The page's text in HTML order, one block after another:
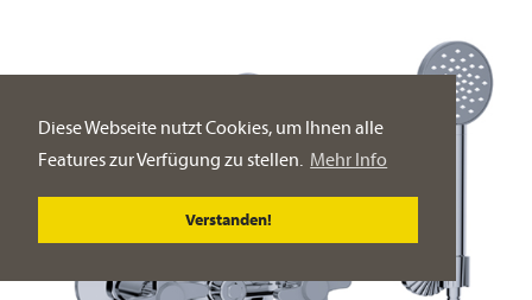
Diese Webseite nutzt Cookies, um Ihnen alle
Features zur Verfügung zu stellen. Mehr Info
Verstanden!